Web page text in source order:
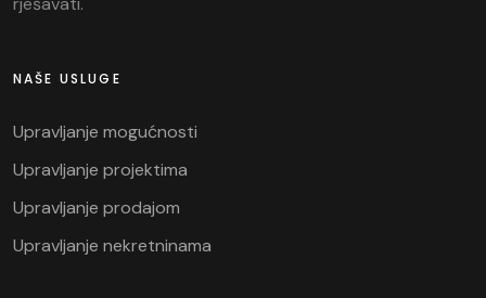
NAŠE USLUGE
Upravljanje mogućnosti
Upravljanje projektima
Upravljanje prodajom
Upravljanje nekretninama